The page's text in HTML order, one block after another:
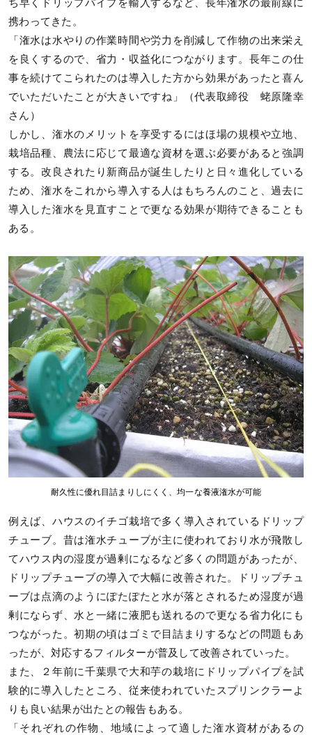
ち早くドリップパイプを輸入するなど、長年潅水の最前線に
携わってきた。
「潅水は水やりの作業時間や労力を削減して作物の出来栄え
を良くするので、省力・収益化につながります。長年この仕
事を続けてこられたのは導入した方から効果があったと喜ん
でいただいたことが大きいですね」（代表取締役 蛯原隆幸
さん）
しかし、潅水のメリットを享受するにはほ場の規模や立地、
栽培品種、農法に応じて最適な資材を選ぶ必要があると強調
する。改良されたり新商品が誕生したりと日々進化している
ため、潅水をこれから導入する人はもちろんのこと、過去に
導入した潅水を見直すことで更なる効果が期待できることも
ある。
耐久性に優れ目詰まりしにくく、均一な養液潅水が可能
例えば、ハウスのイチゴ栽培で多く導入されているドリップ
チューブ。昔は潅水チューブが主に使われており水が飛散し
てハウス内の湿度が過剰になるなど多くの問題があったが、
ドリップチューブの導入で大幅に改善された。ドリップチュ
ーブは点滴のようにぽたぽたと水が落とされるため湿度が過
剰にならず、水と一緒に液肥も送れるので更なる省力化にも
つながった。初期の頃はゴミで目詰まりするなどの問題もあ
ったが、対応するフィルターが普及して改善されていった。
また、２年前に千葉県で大和芋の栽培にドリップパイプを試
験的に導入したところ、従来使われていたスプリンクラーよ
りも良い結果が出たとの報告もある。
「それぞれの作物、地域によって適した潅水資材があるの